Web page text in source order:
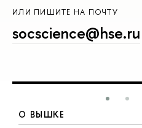
ИЛИ ПИШИТЕ НА ПОЧТУ
socscience@hse.ru
О ВЫШКЕ